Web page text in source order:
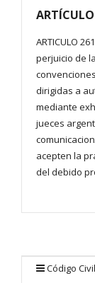
ARTICULO
perjuicio de
dirigidas a
mediante
jueces
acepten la
del debido
Código